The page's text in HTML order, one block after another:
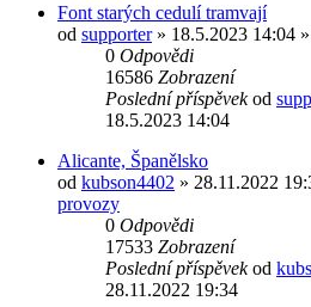
Font starých cedulí tramvají
od supporter» 18.5.2023 14:04
0 Odpovědi
16586 Zobrazení
Poslední příspěvekod
18.5.2023 14:04
Alicante, Španělsko
od kubson4402 » 28.11.2022
provozy
0 Odpovědi
17533 Zobrazení
Poslední příspěvekod
28.11.2022 19:34